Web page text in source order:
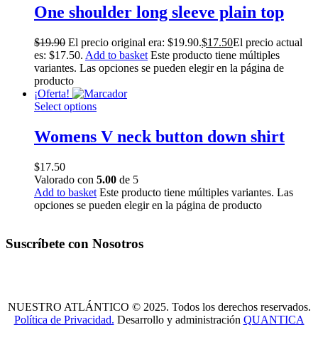
One shoulder long sleeve plain top
$19.90 El precio original era: $19.90.$17.50El precio actual
es: $17.50. Add to basket Este producto tiene múltiples
variantes. Las opciones se pueden elegir en la página de
producto
¡Oferta!
Select options
Womens V neck button down shirt
$17.50
Valorado con 5.00 de 5
Add to basket Este producto tiene múltiples variantes. Las
opciones se pueden elegir en la página de producto
Suscríbete con Nosotros
NUESTRO ATLÁNTICO © 2025. Todos los derechos reservados.
Política de Privacidad. Desarrollo y administración QUANTICA